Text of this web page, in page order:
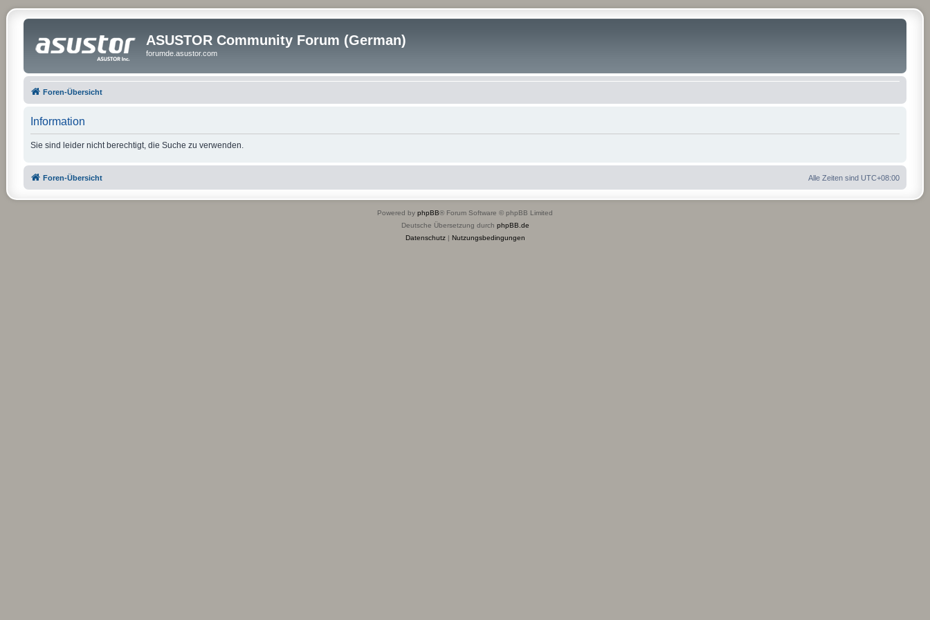
ASUSTOR Community Forum (German)
forumde.asustor.com
Foren-Übersicht
Information
Sie sind leider nicht berechtigt, die Suche zu verwenden.
Foren-Übersicht Alle Zeiten sind UTC+08:00
Powered by phpBB® Forum Software © phpBB Limited
Deutsche Übersetzung durch phpBB.de
Datenschutz| Nutzungsbedingungen